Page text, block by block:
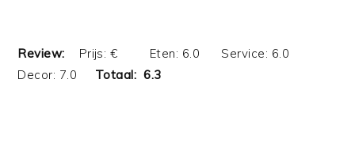
Review:
Prijs: € Eten: 6.0 Service: 6.0
Decor: 7.0 Totaal: 6.3